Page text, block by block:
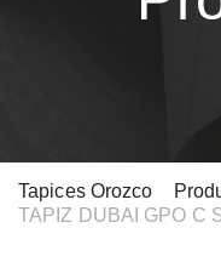
Tapices Orozco
TAPIZ DUBAI GPO C